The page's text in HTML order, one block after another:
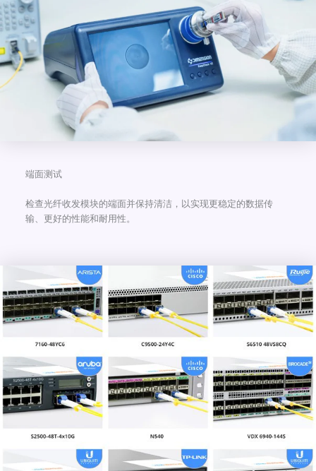
端面测试
检查光纤收发模块的端面并保持清洁，以实现更稳定的数据传
输、更好的性能和耐用性。